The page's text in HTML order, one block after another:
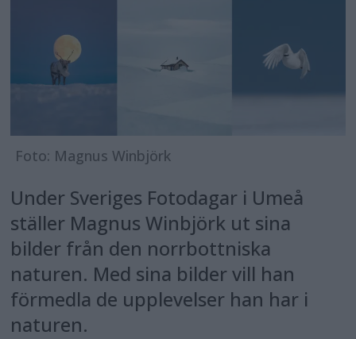
Foto: Magnus Winbjörk
Under Sveriges Fotodagar i Umeå
ställer Magnus Winbjörk ut sina
bilder från den norrbottniska
naturen. Med sina bilder vill han
förmedla de upplevelser han har i
naturen.